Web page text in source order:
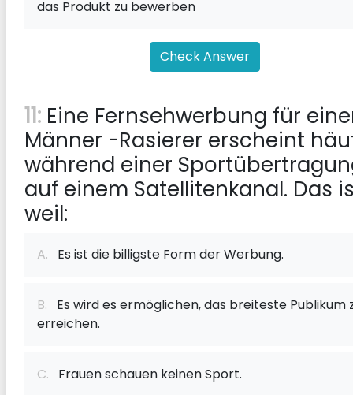
das Produkt zu bewerben
Check Answer
11: Eine Fernsehwerbung für
Männer -Rasierer erscheint
während einer
auf einem Satellitenkanal. Das
weil:
A. Es ist die billigste Form der Werbung.
B. Es wird es ermöglichen, das breiteste Publikum
erreichen.
C. Frauen schauen keinen Sport.